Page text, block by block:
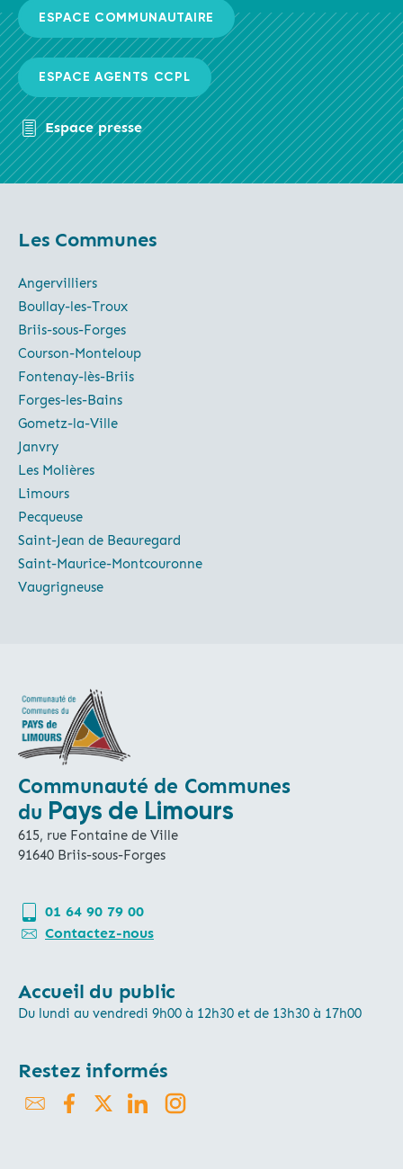
ESPACE COMMUNAUTAIRE
ESPACE AGENTS CCPL
Espace presse
Les Communes
Angervilliers
Boullay-les-Troux
Briis-sous-Forges
Courson-Monteloup
Fontenay-lès-Briis
Forges-les-Bains
Gometz-la-Ville
Janvry
Les Molières
Limours
Pecqueuse
Saint-Jean de Beauregard
Saint-Maurice-Montcouronne
Vaugrigneuse
Communauté de Communes
du Pays de Limours
615, rue Fontaine de Ville
91640 Briis-sous-Forges
01 64 90 79 00
Contactez-nous
Accueil du public
Du lundi au vendredi 9h00 à 12h30 et de 13h30 à 17h00
Restez informés